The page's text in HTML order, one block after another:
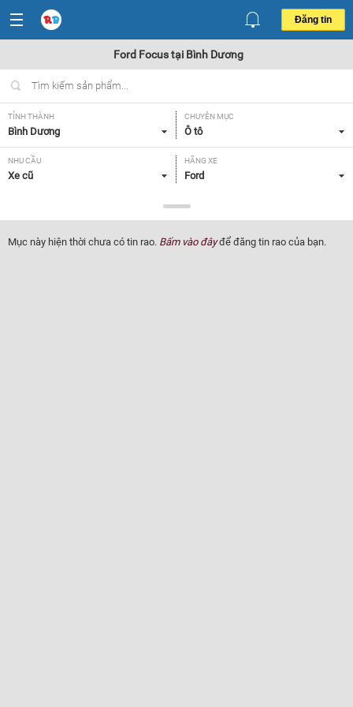
Đăng tin
Ford Focus tại Bình Dương
TỈNH THÀNH
Bình Dương
CHUYÊN MỤC
Ô tô
NHU CẦU
Xe cũ
HÃNG XE
Ford
Focus
NĂM SẢN XUẤT
Tất cả
GIÁ XE XUẤT XỨ
Mục này hiện thời chưa có tin rao. Bấm vào đâyđể đăng tin rao của bạn.